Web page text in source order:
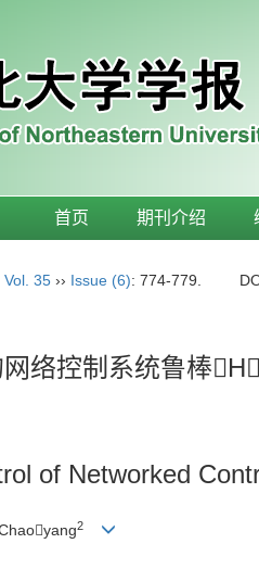
首页 期刊介绍
Vol. 35 ›› Issue (6): 774-779.
络控制系统鲁棒
of Networked
2